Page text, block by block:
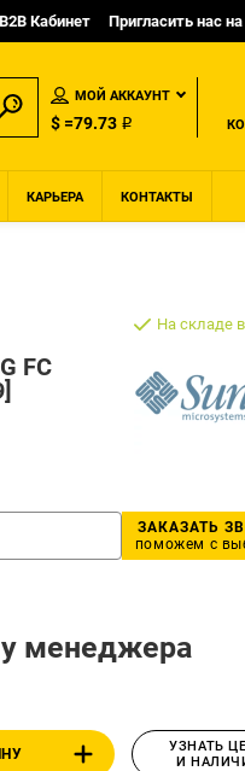
B2B Кабинет Пригласить нас
МОЙ АККАУНТ
$ =79.73 ₽
КАРЬЕРА КОНТАКТЫ
FC
На складе
ЗАКАЗАТЬ
поможем с
у менеджера
УЗНАТЬ
И